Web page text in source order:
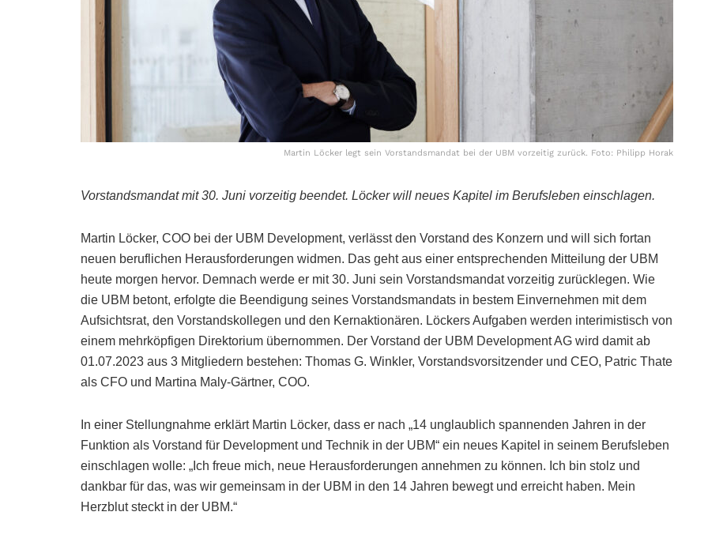
Martin Löcker legt sein Vorstandsmandat bei der UBM vorzeitig zurück. Foto: Philipp Horak
Vorstandsmandat mit 30. Juni vorzeitig beendet. Löcker will neues Kapitel im Berufsleben einschlagen.
Martin Löcker, COO bei der UBM Development, verlässt den Vorstand des Konzern und will sich fortan
neuen beruflichen Herausforderungen widmen. Das geht aus einer entsprechenden Mitteilung der UBM
heute morgen hervor. Demnach werde er mit 30. Juni sein Vorstandsmandat vorzeitig zurücklegen. Wie
die UBM betont, erfolgte die Beendigung seines Vorstandsmandats in bestem Einvernehmen mit dem
Aufsichtsrat, den Vorstandskollegen und den Kernaktionären. Löckers Aufgaben werden interimistisch von
einem mehrköpfigen Direktorium übernommen. Der Vorstand der UBM Development AG wird damit ab
01.07.2023 aus 3 Mitgliedern bestehen: Thomas G. Winkler, Vorstandsvorsitzender und CEO, Patric Thate
als CFO und Martina Maly-Gärtner, COO.
In einer Stellungnahme erklärt Martin Löcker, dass er nach „14 unglaublich spannenden Jahren in der
Funktion als Vorstand für Development und Technik in der UBM“ ein neues Kapitel in seinem Berufsleben
einschlagen wolle: „Ich freue mich, neue Herausforderungen annehmen zu können. Ich bin stolz und
dankbar für das, was wir gemeinsam in der UBM in den 14 Jahren bewegt und erreicht haben. Mein
Herzblut steckt in der UBM.“